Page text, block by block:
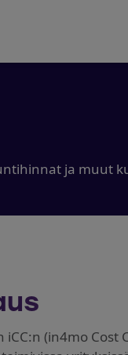
ja muut
iCC:n (in4mo